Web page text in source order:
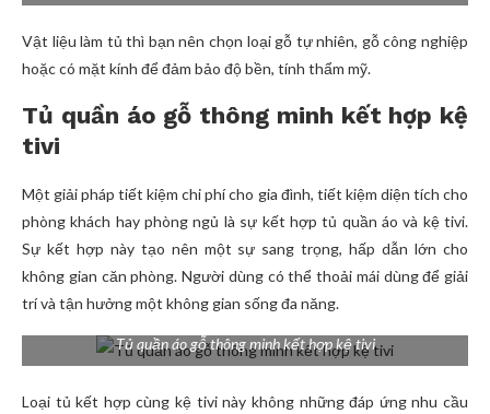
Vật liệu làm tủ thì bạn nên chọn loại gỗ tự nhiên, gỗ công nghiệp
hoặc có mặt kính để đảm bảo độ bền, tính thẩm mỹ.
Tủ quần áo gỗ thông minh kết hợp kệ
tivi
Một giải pháp tiết kiệm chi phí cho gia đình, tiết kiệm diện tích cho
phòng khách hay phòng ngủ là sự kết hợp tủ quần áo và kệ tivi.
Sự kết hợp này tạo nên một sự sang trọng, hấp dẫn lớn cho
không gian căn phòng. Người dùng có thể thoải mái dùng để giải
trí và tận hưởng một không gian sống đa năng.
Tủ quần áo gỗ thông minh kết hợp kệ tivi
Loại tủ kết hợp cùng kệ tivi này không những đáp ứng nhu cầu